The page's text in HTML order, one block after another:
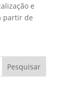
e
partir de
Pesquisar